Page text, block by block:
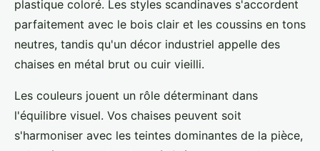
plastique coloré. Les styles scandinaves s'accordent
parfaitement avec le bois clair et les coussins en tons
neutres, tandis qu'un décor industriel appelle des
chaises en métal brut ou cuir vieilli.
Les couleurs jouent un rôle déterminant dans
l'équilibre visuel. Vos chaises peuvent soit
s'harmoniser avec les teintes dominantes de la pièce,